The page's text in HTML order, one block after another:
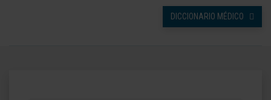
DICCIONARIO MÉDICO